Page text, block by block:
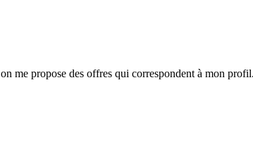
me propose des offres qui correspondent à mon profil.